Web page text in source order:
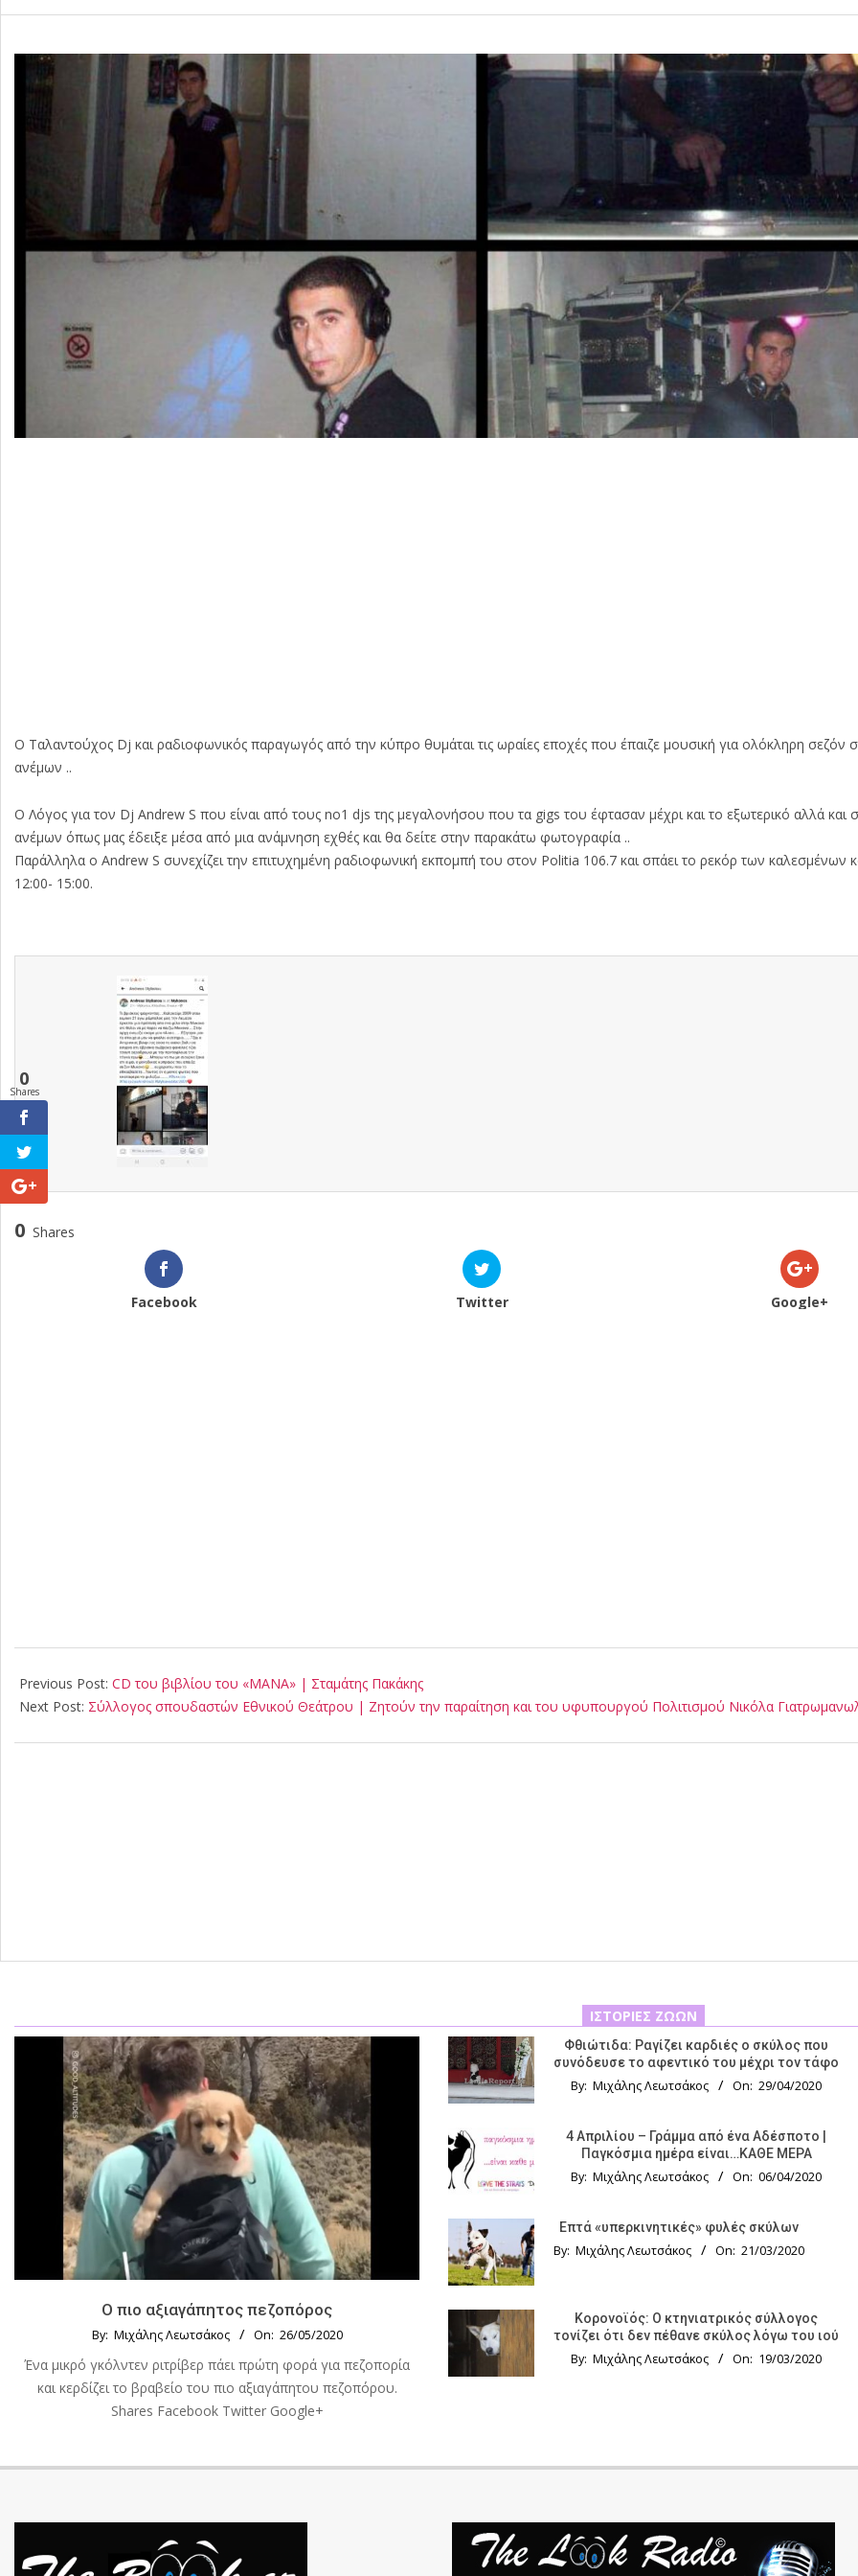
Ο Ταλαντούχος Dj και ραδιοφωνικός παραγωγός από την κύπρο θυμάται τις ωραίες εποχές που έπαιζε μουσική για ολόκληρη σεζόν
ανέμων ..
Ο Λόγος για τον Dj Andrew S που είναι από τους no1 djs της μεγαλονήσου που τα gigs του έφτασαν μέχρι και το εξωτερικό αλλά και
ανέμων όπως μας έδειξε μέσα από μια ανάμνηση εχθές και θα δείτε στην παρακάτω φωτογραφία ..
Παράλληλα ο Andrew S συνεχίζει την επιτυχημένη ραδιοφωνική εκπομπή του στον Politia 106.7 και σπάει το ρεκόρ των καλεσμένων
12:00- 15:00.
0 Shares
Facebook Twitter Google+
02-
26
Previous Post: CD του βιβλίου του «ΜΑΝΑ» | Σταμάτης Πακάκης
Next Post: Σύλλογος σπουδαστών Εθνικού Θεάτρου | Ζητούν την παραίτηση και του υφυπουργού Πολιτισμού Νικόλα
ΙΣΤΟΡΊΕΣ ΖΏΩΝ
Ο πιο αξιαγάπητος πεζοπόρος
By: Μιχάλης Λεωτσάκος On: 26/05/2020
Ένα μικρό γκόλντεν ριτρίβερ πάει πρώτη φορά για πεζοπορία
και κερδίζει το βραβείο του πιο αξιαγάπητου πεζοπόρου.
Shares Facebook Twitter Google+
Φθιώτιδα: Ραγίζει καρδιές ο σκύλος που
συνόδευσε το αφεντικό του μέχρι τον τάφο
By: Μιχάλης Λεωτσάκος On: 29/04/2020
4 Απριλίου – Γράμμα από ένα Αδέσποτο |
Παγκόσμια ημέρα είναι…ΚΑΘΕ ΜΕΡΑ
By: Μιχάλης Λεωτσάκος On: 06/04/2020
Επτά «υπερκινητικές» φυλές σκύλων
By: Μιχάλης Λεωτσάκος On: 21/03/2020
Κορονοϊός: Ο κτηνιατρικός σύλλογος
τονίζει ότι δεν πέθανε σκύλος λόγω του ιού
By: Μιχάλης Λεωτσάκος On: 19/03/2020
0
Shares